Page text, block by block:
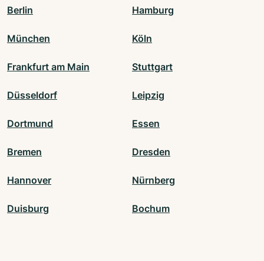
Berlin Hamburg
München Köln
Frankfurt am Main Stuttgart
Düsseldorf Leipzig
Dortmund Essen
Bremen Dresden
Hannover Nürnberg
Duisburg Bochum